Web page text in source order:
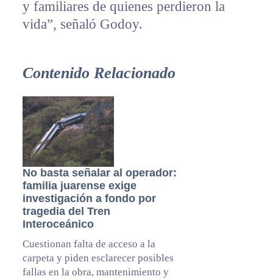
y familiares de quienes perdieron la
vida”, señaló Godoy.
Contenido Relacionado
No basta señalar al operador:
familia juarense exige
investigación a fondo por
tragedia del Tren
Interoceánico
Cuestionan falta de acceso a la
carpeta y piden esclarecer posibles
fallas en la obra, mantenimiento y